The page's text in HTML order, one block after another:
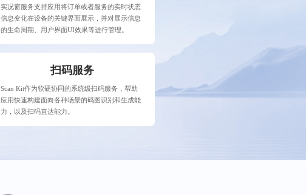
实况窗服务支持应用将订单或者服务的实时状态
信息变化在设备的关键界面展示，并对展示信息
的生命周期、用户界面UI效果等进行管理。
扫码服务
Scan Kit作为软硬协同的系统级扫码服务，帮助
应用快速构建面向各种场景的码图识别和生成能
力，以及扫码直达能力。